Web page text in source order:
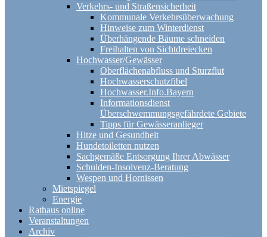
Verkehrs- und Straßensicherheit
Kommunale Verkehrsüberwachung
Hinweise zum Winterdienst
Überhängende Bäume schneiden
Freihalten von Sichtdreiecken
Hochwasser/Gewässer
Oberflächenabfluss und Sturzflut
Hochwasserschutzfibel
Hochwasser.Info.Bayern
Informationsdienst
Überschwemmungsgefährdete Gebiete
Tipps für Gewässeranlieger
Hitze und Gesundheit
Hundetoiletten nutzen
Sachgemäße Entsorgung Ihrer Abwässer
Schulden-Insolvenz-Beratung
Wespen und Hornissen
Mietspiegel
Energie
Rathaus online
Veranstaltungen
Archiv